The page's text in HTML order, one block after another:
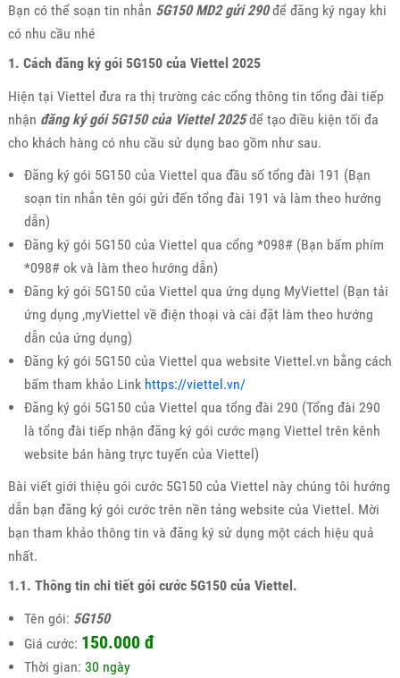
Bạn có thể soạn tin nhắn 5G150 MD2 gửi 290để đăng ký ngay khi
có nhu cầu nhé
1. Cách đăng ký gói 5G150 của Viettel 2025
Hiện tại Viettel đưa ra thị trường các cổng thông tin tổng đài tiếp
nhận đăng ký gói 5G150 của Viettel 2025để tạo điều kiện tối đa
cho khách hàng có nhu cầu sử dụng bao gồm như sau.
Đăng ký gói 5G150 của Viettel qua đầu số tổng đài 191 (Bạn
soạn tin nhắn tên gói gửi đến tổng đài 191 và làm theo hướng
dẫn)
Đăng ký gói 5G150 của Viettel qua cổng *098# (Bạn bấm phím
*098# ok và làm theo hướng dẫn)
Đăng ký gói 5G150 của Viettel qua ứng dụng MyViettel (Bạn tải
ứng dụng ,myViettel về điện thoại và cài đặt làm theo hướng
dẫn của ứng dụng)
Đăng ký gói 5G150 của Viettel qua website Viettel.vn bằng cách
bấm tham khảo Link https://viettel.vn/
Đăng ký gói 5G150 của Viettel qua tổng đài 290 (Tổng đài 290
là tổng đài tiếp nhận đăng ký gói cước mạng Viettel trên kênh
website bán hàng trực tuyến của Viettel)
Bài viết giới thiệu gói cước 5G150 của Viettel này chúng tôi hướng
dẫn bạn đăng ký gói cước trên nền tảng website của Viettel. Mời
bạn tham khảo thông tin và đăng ký sử dụng một cách hiệu quả
nhất.
1.1. Thông tin chi tiết gói cước 5G150 của Viettel.
Tên gói: 5G150
Giá cước: 150.000 đ
Thời gian: 30 ngày